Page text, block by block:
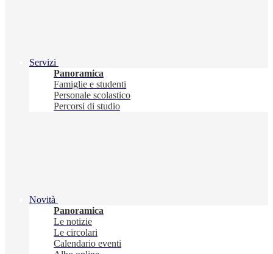
Servizi
Panoramica
Famiglie e studenti
Personale scolastico
Percorsi di studio
Novità
Panoramica
Le notizie
Le circolari
Calendario eventi